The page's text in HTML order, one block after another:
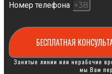
Номер телефона
БЕСПЛАТНАЯ
Занятые линии или нерабочие
мы Вам